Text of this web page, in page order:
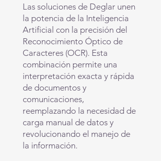
Las soluciones de Deglar unen
la potencia de la Inteligencia
Artificial con la precisión del
Reconocimiento Óptico de
Caracteres (OCR). Esta
combinación permite una
interpretación exacta y rápida
de documentos y
comunicaciones,
reemplazando la necesidad de
carga manual de datos y
revolucionando el manejo de
la información.